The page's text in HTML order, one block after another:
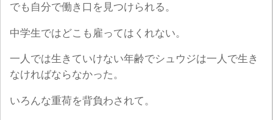
でも自分で働き口を見つけられる。
中学生ではどこも雇ってはくれない。
一人では生きていけない年齢でシュウジは一人で生き
なければならなかった。
いろんな重荷を背負わされて。